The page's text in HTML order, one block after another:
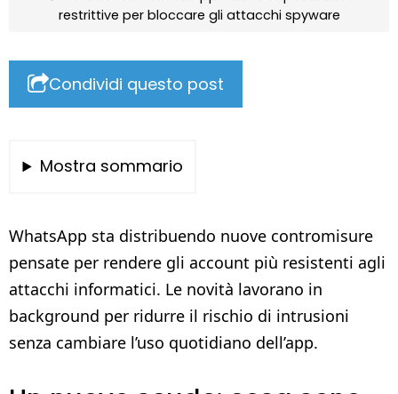
restrittive per bloccare gli attacchi spyware
Condividi questo post
Mostra sommario
WhatsApp sta distribuendo nuove contromisure
pensate per rendere gli account più resistenti agli
attacchi informatici. Le novità lavorano in
background per ridurre il rischio di intrusioni
senza cambiare l’uso quotidiano dell’app.